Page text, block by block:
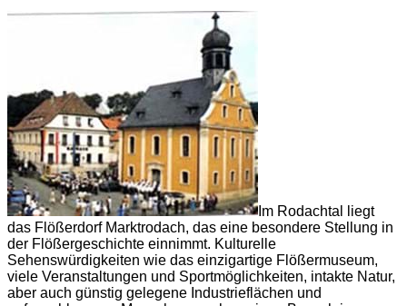
Im Rodachtal liegt
das Flößerdorf Marktrodach, das eine besondere Stellung in
der Flößergeschichte einnimmt. Kulturelle
Sehenswürdigkeiten wie das einzigartige Flößermuseum,
viele Veranstaltungen und Sportmöglichkeiten, intakte Natur,
aber auch günstig gelegene Industrieflächen und